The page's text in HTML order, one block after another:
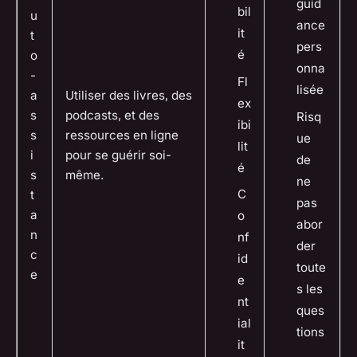
u
t
o
-
a
s
s
i
s
t
a
n
c
e
Utiliser des livres, des
podcasts, et des
ressources en ligne
pour se guérir soi-
même.
bil
it
é
Fl
ex
ibi
lit
é
C
o
nf
id
e
nt
ial
it
guid
ance
pers
onna
lisée
Risq
ue
de
ne
pas
abor
der
toute
s les
ques
tions